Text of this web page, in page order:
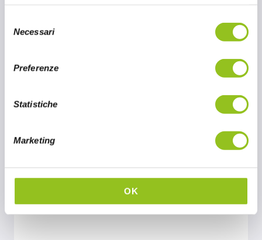
n
Necessari
Preferenze
Statistiche
Marketing
OK